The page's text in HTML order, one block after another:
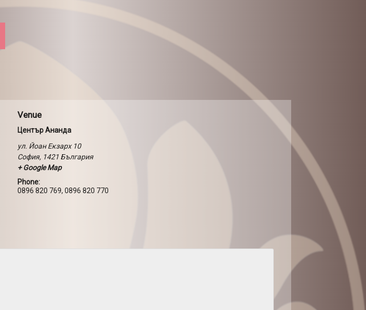
Venue
Център Ананда
ул. Йоан Екзарх 10
София, 1421 България
+ Google Map
Phone:
0896 820 769, 0896 820 770